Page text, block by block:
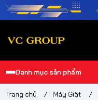
Danh mục sản phẩm
Trang chủ / Máy Giặt /